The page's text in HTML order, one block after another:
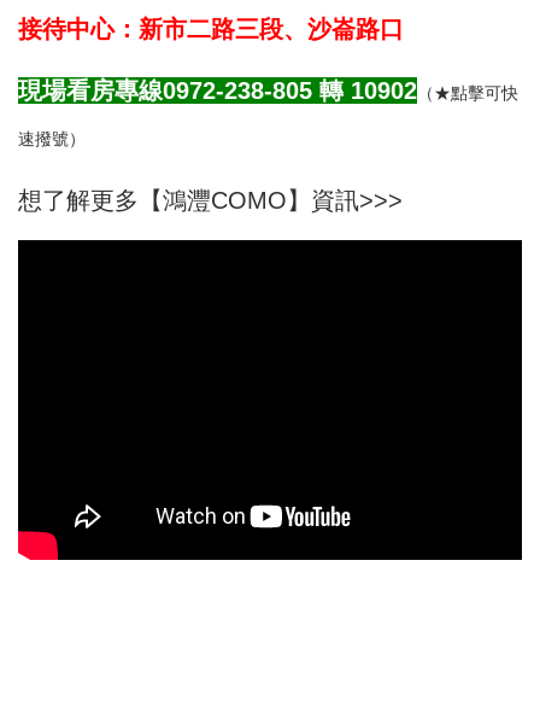
接待中心：新市二路三段、沙崙路口
現場看房專線0972-238-805 轉 10902 （★點擊可快
速撥號）
想了解更多【鴻灃COMO】資訊>>>